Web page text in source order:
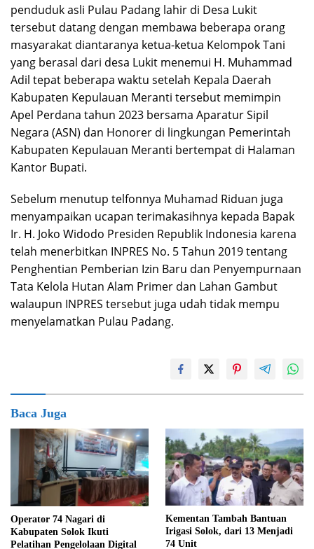
penduduk asli Pulau Padang lahir di Desa Lukit
tersebut datang dengan membawa beberapa orang
masyarakat diantaranya ketua-ketua Kelompok Tani
yang berasal dari desa Lukit menemui H. Muhammad
Adil tepat beberapa waktu setelah Kepala Daerah
Kabupaten Kepulauan Meranti tersebut memimpin
Apel Perdana tahun 2023 bersama Aparatur Sipil
Negara (ASN) dan Honorer di lingkungan Pemerintah
Kabupaten Kepulauan Meranti bertempat di Halaman
Kantor Bupati.
Sebelum menutup telfonnya Muhamad Riduan juga
menyampaikan ucapan terimakasihnya kepada Bapak
Ir. H. Joko Widodo Presiden Republik Indonesia karena
telah menerbitkan INPRES No. 5 Tahun 2019 tentang
Penghentian Pemberian Izin Baru dan Penyempurnaan
Tata Kelola Hutan Alam Primer dan Lahan Gambut
walaupun INPRES tersebut juga udah tidak mempu
menyelamatkan Pulau Padang.
Baca Juga
Operator 74 Nagari di
Kabupaten Solok Ikuti
Pelatihan Pengelolaan Digital
Kementan Tambah Bantuan
Irigasi Solok, dari 13 Menjadi
74 Unit